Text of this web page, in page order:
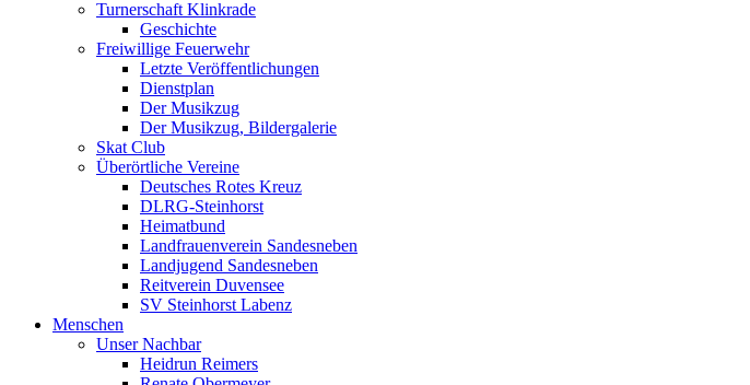
Turnerschaft Klinkrade
Geschichte
Freiwillige Feuerwehr
Letzte Veröffentlichungen
Dienstplan
Der Musikzug
Der Musikzug, Bildergalerie
Skat Club
Überörtliche Vereine
Deutsches Rotes Kreuz
DLRG-Steinhorst
Heimatbund
Landfrauenverein Sandesneben
Landjugend Sandesneben
Reitverein Duvensee
SV Steinhorst Labenz
Menschen
Unser Nachbar
Heidrun Reimers